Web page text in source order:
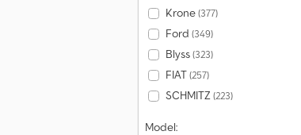
Krone(377)
Ford (349)
Blyss(323)
FIAT(257)
SCHMITZ(223)
Model: